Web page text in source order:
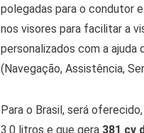
polegadas para o condutor
nos visores para facilitar a
personalizados com a
(Navegação, Assistência,
Para o Brasil, será
3.0 litros e que gera 381 cv